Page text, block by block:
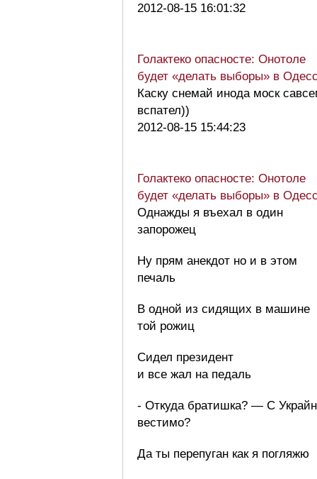
2012-08-15 16:01:32
Голактеко опасносте: Онотоле
будет «делать выборы» в
Каску снемай инода моск
вспател))
2012-08-15 15:44:23
Голактеко опасносте: Онотоле
будет «делать выборы» в
Однажды я въехал в один
запорожец
Ну прям анекдот но и в этом
печаль
В одной из сидящих в машине
той рожиц
Сидел президент
и все жал на педаль
- Откуда братишка? — С
вестимо?
Да ты перепуган как я погляжю